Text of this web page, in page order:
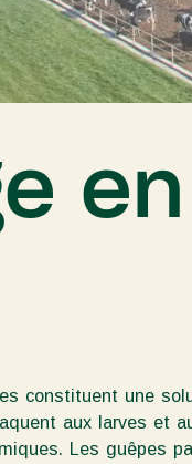
constituent une
aux larves et
Les guêpes